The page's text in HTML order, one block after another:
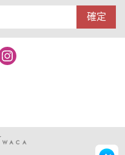
確定